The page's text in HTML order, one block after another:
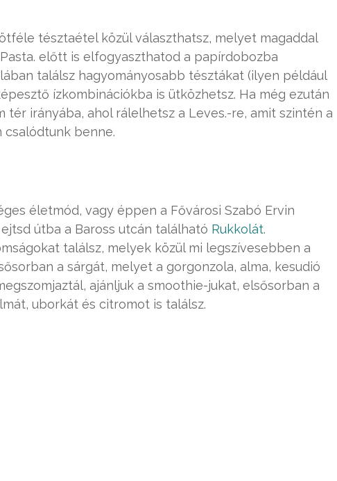
tésztaétel közül választhatsz, melyet magaddal
előtt is elfogyaszthatod a papírdobozba
találsz hagyományosabb tésztákat (ilyen például
ízkombinációkba is ütközhetsz. Ha még ezután
tér irányába, ahol rálelhetsz a Leves.-re, amit szintén a
csalódtunk benne.
életmód, vagy éppen a Fővárosi Szabó Ervin
útba a Baross utcán található Rukkolát.
találsz, melyek közül mi legszívesebben a
a sárgát, melyet a gorgonzola, alma, kesudió
ajánljuk a smoothie-jukat, elsősorban a
uborkát és citromot is találsz.